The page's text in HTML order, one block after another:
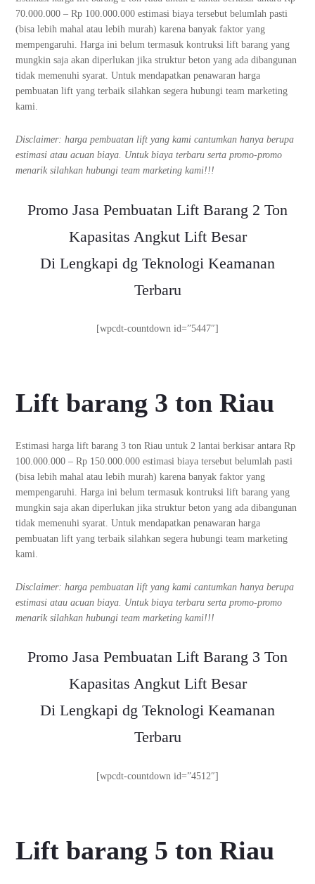
70.000.000 – Rp 100.000.000 estimasi biaya tersebut belumlah pasti
(bisa lebih mahal atau lebih murah) karena banyak faktor yang
mempengaruhi. Harga ini belum termasuk kontruksi lift barang yang
mungkin saja akan diperlukan jika struktur beton yang ada dibangunan
tidak memenuhi syarat. Untuk mendapatkan penawaran harga
pembuatan lift yang terbaik silahkan segera hubungi team marketing
kami.
Disclaimer: harga pembuatan lift yang kami cantumkan hanya berupa
estimasi atau acuan biaya. Untuk biaya terbaru serta promo-promo
menarik silahkan hubungi team marketing kami!!!
Promo Jasa Pembuatan Lift Barang 2 Ton
Kapasitas Angkut Lift Besar
Di Lengkapi dg Teknologi Keamanan
Terbaru
[wpcdt-countdown id=”5447″]
Lift barang 3 ton Riau
Estimasi harga lift barang 3 ton Riau untuk 2 lantai berkisar antara Rp
100.000.000 – Rp 150.000.000 estimasi biaya tersebut belumlah pasti
(bisa lebih mahal atau lebih murah) karena banyak faktor yang
mempengaruhi. Harga ini belum termasuk kontruksi lift barang yang
mungkin saja akan diperlukan jika struktur beton yang ada dibangunan
tidak memenuhi syarat. Untuk mendapatkan penawaran harga
pembuatan lift yang terbaik silahkan segera hubungi team marketing
kami.
Disclaimer: harga pembuatan lift yang kami cantumkan hanya berupa
estimasi atau acuan biaya. Untuk biaya terbaru serta promo-promo
menarik silahkan hubungi team marketing kami!!!
Promo Jasa Pembuatan Lift Barang 3 Ton
Kapasitas Angkut Lift Besar
Di Lengkapi dg Teknologi Keamanan
Terbaru
[wpcdt-countdown id=”4512″]
Lift barang 5 ton Riau